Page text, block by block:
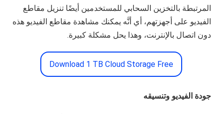
المرتبطة بالتخزين السحابي للمستخدمين أيضًا تنزيل مقاطع
الفيديو على أجهزتهم، أي أنَّه يمكنك مشاهدة مقاطع الفيديو هذه
دون اتصال بالإنترنت، وهذا يحل مشكلة كبيرة.
Download 1 TB Cloud Storage Free
جودة الفيديو وتنسيقه